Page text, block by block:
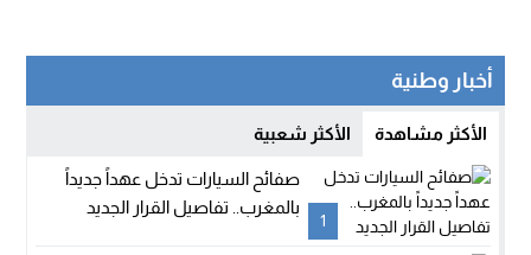
أخبار وطنية
الأكثر مشاهدة الأكثر شعبية
1
صفائح السيارات تدخل عهداً جديداً
بالمغرب.. تفاصيل القرار الجديد